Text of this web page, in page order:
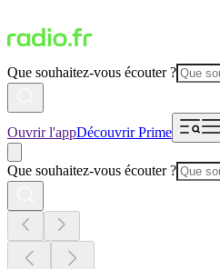
Que souhaitez-vous écouter ?
Ouvrir l'appDécouvrir Prime
Que souhaitez-vous écouter ?